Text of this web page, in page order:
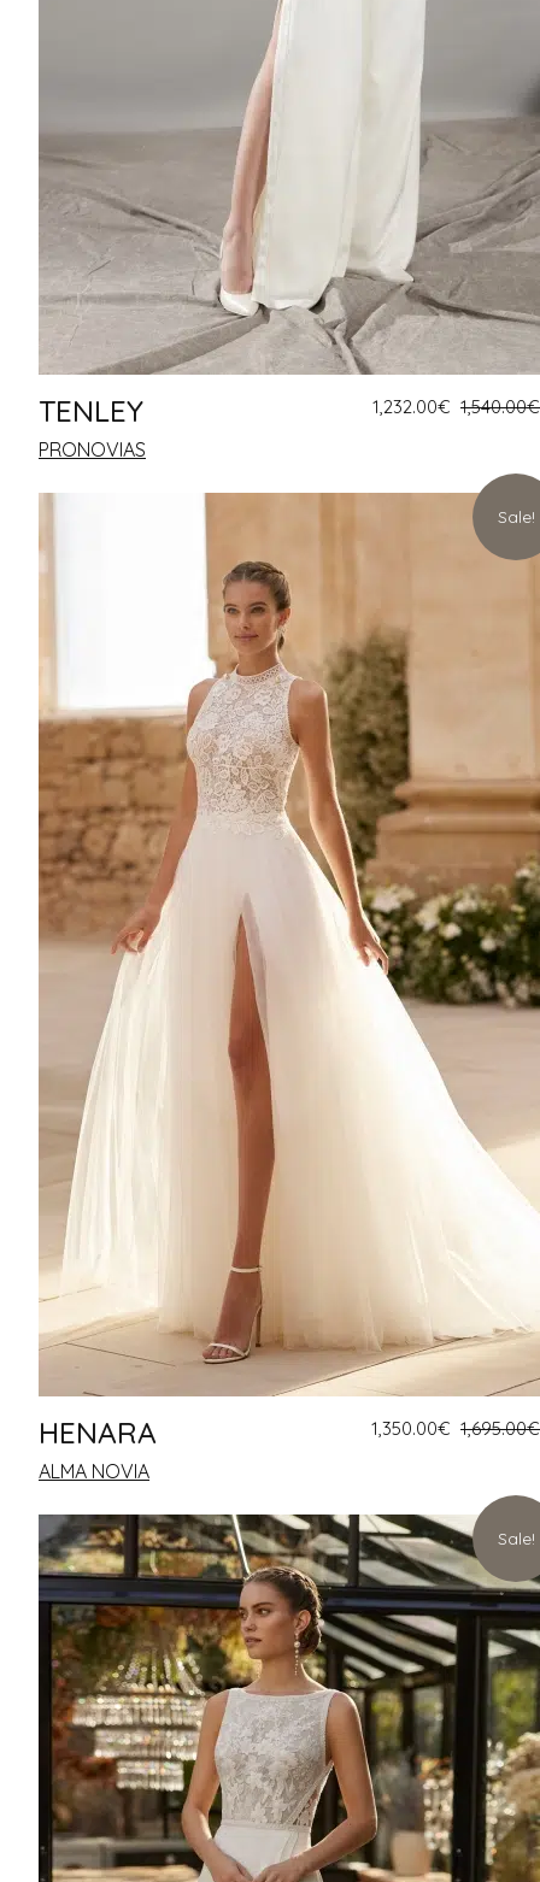
TENLEY
PRONOVIAS
1,540.00€
1,232.00€
Sale!
HENARA
ALMA NOVIA
1,695.00€
1,350.00€
Sale!